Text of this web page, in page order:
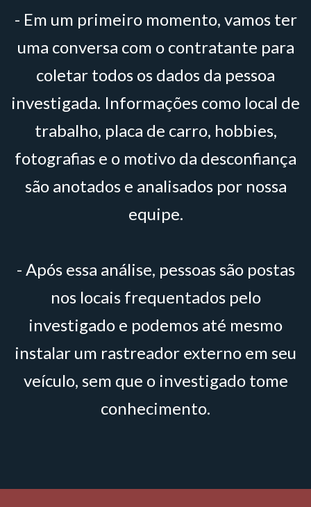
- Em um primeiro momento, vamos ter
uma conversa com o contratante para
coletar todos os dados da pessoa
investigada. Informações como local de
trabalho, placa de carro, hobbies,
fotografias e o motivo da desconfiança
são anotados e analisados por nossa
equipe.
- Após essa análise, pessoas são postas
nos locais frequentados pelo
investigado e podemos até mesmo
instalar um rastreador externo em seu
veículo, sem que o investigado tome
conhecimento.